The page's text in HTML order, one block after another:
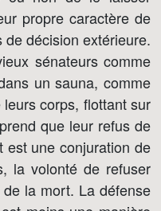
propre caractère de
de décision extérieure.
sénateurs comme
un sauna, comme
corps, flottant sur
que leur refus de
est une conjuration de
la volonté de refuser
la mort. La défense